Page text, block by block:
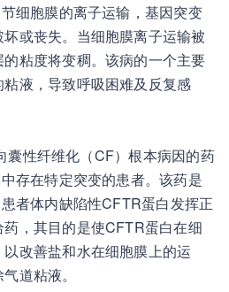
细胞膜的离子运输，基因突变
或丧失。当细胞膜离子运输被
粘度将变稠。该病的一个主要
液，导致呼吸困难及反复感
囊性纤维化（CF）根本病因的药
存在特定突变的患者。该药是
者体内缺陷性CFTR蛋白发挥正
，其目的是使CFTR蛋白在细
改善盐和水在细胞膜上的运
道粘液。